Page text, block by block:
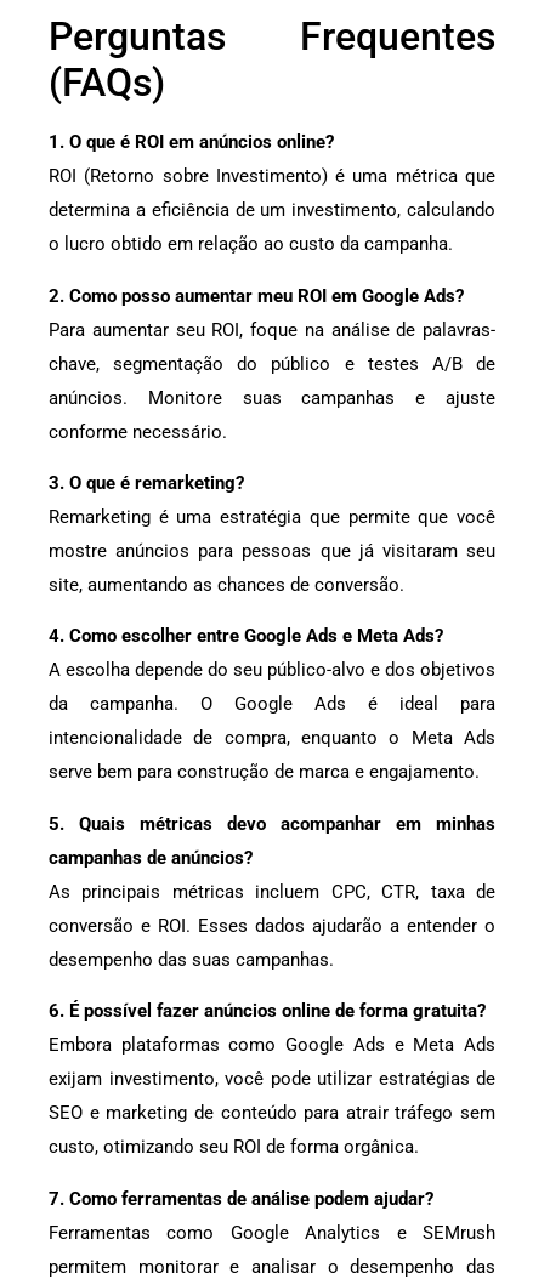
Perguntas Frequentes
(FAQs)
1. O que é ROI em anúncios online?
ROI (Retorno sobre Investimento) é uma métrica que
determina a eficiência de um investimento, calculando
o lucro obtido em relação ao custo da campanha.
2. Como posso aumentar meu ROI em Google Ads?
Para aumentar seu ROI, foque na análise de palavras-
chave, segmentação do público e testes A/B de
anúncios. Monitore suas campanhas e ajuste
conforme necessário.
3. O que é remarketing?
Remarketing é uma estratégia que permite que você
mostre anúncios para pessoas que já visitaram seu
site, aumentando as chances de conversão.
4. Como escolher entre Google Ads e Meta Ads?
A escolha depende do seu público-alvo e dos objetivos
da campanha. O Google Ads é ideal para
intencionalidade de compra, enquanto o Meta Ads
serve bem para construção de marca e engajamento.
5. Quais métricas devo acompanhar em minhas
campanhas de anúncios?
As principais métricas incluem CPC, CTR, taxa de
conversão e ROI. Esses dados ajudarão a entender o
desempenho das suas campanhas.
6. É possível fazer anúncios online de forma gratuita?
Embora plataformas como Google Ads e Meta Ads
exijam investimento, você pode utilizar estratégias de
SEO e marketing de conteúdo para atrair tráfego sem
custo, otimizando seu ROI de forma orgânica.
7. Como ferramentas de análise podem ajudar?
Ferramentas como Google Analytics e SEMrush
permitem monitorar e analisar o desempenho das